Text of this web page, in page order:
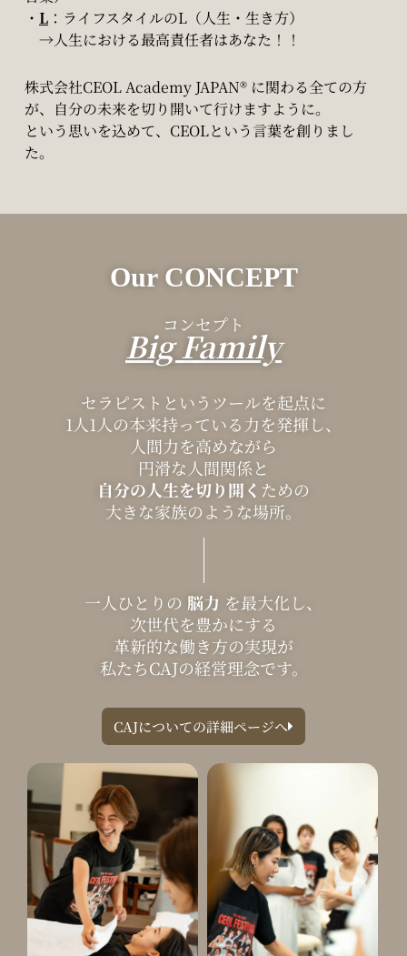
・ L ：ライフスタイルのL（人生・生き方）
→人生における最高責任者はあなた！！
株式会社CEOL Academy JAPAN® に関わる全ての方
が、自分の未来を切り開いて行けますように。
という思いを込めて、CEOLという言葉を創りまし
た。
Our CONCEPT
コンセプト
Big Family
セラピストというツールを起点に
1人1人の本来持っている力を発揮し、
人間力を高めながら
円滑な人間関係と
自分の人生を切り開く ための
大きな家族のような場所。
一人ひとりの 脳力 を最大化し、
次世代を豊かにする
革新的な働き方の実現が
私たちCAJの経営理念です。
CAJについての詳細ページへ